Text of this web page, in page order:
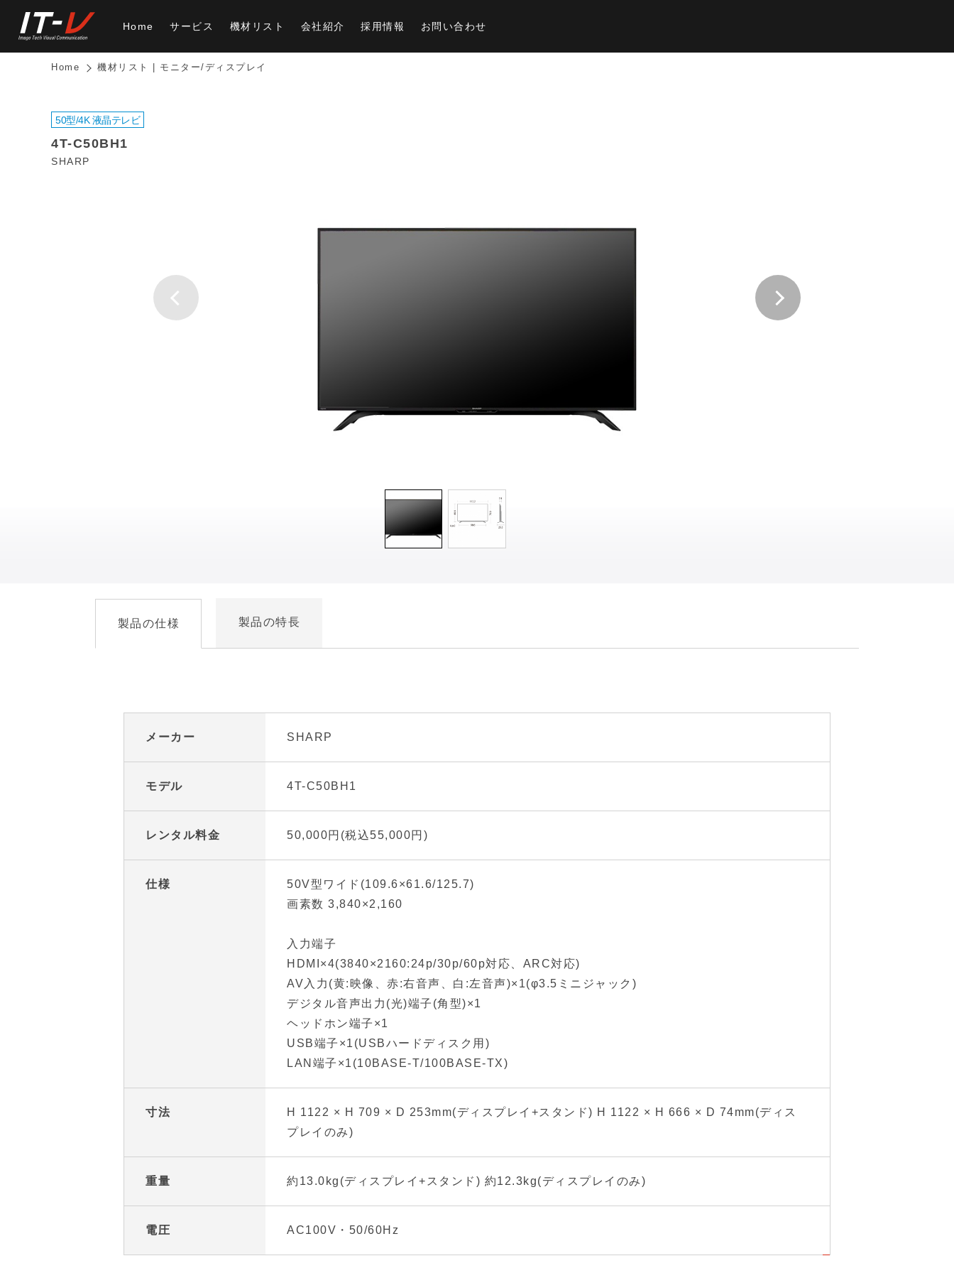
Home サービス 機材リスト 会社紹介 採用情報 お問い合わせ
Home 機材リスト | モニター/ディスプレイ
50型/4K 液晶テレビ
4T-C50BH1
SHARP
製品の仕様
メーカー SHARP
モデル 4T-C50BH1
レンタル料金 50,000円(税込55,000円)
仕様
50V型ワイド(109.6×61.6/125.7)
画素数 3,840×2,160
入力端子
HDMI×4(3840×2160:24p/30p/60p対応、ARC対応)
AV入力(黄:映像、赤:右音声、白:左音声)×1(φ3.5ミニジャック)
デジタル音声出力(光)端子(角型)×1
ヘッドホン端子×1
USB端子×1(USBハードディスク用)
LAN端子×1(10BASE-T/100BASE-TX)
寸法
H 1122 × H 709 × D 253mm(ディスプレイ+スタンド) H 1122 × H 666 × D 74mm(ディス
プレイのみ)
重量 約13.0kg(ディスプレイ+スタンド) 約12.3kg(ディスプレイのみ)
電圧 AC100V・50/60Hz
製品の特長